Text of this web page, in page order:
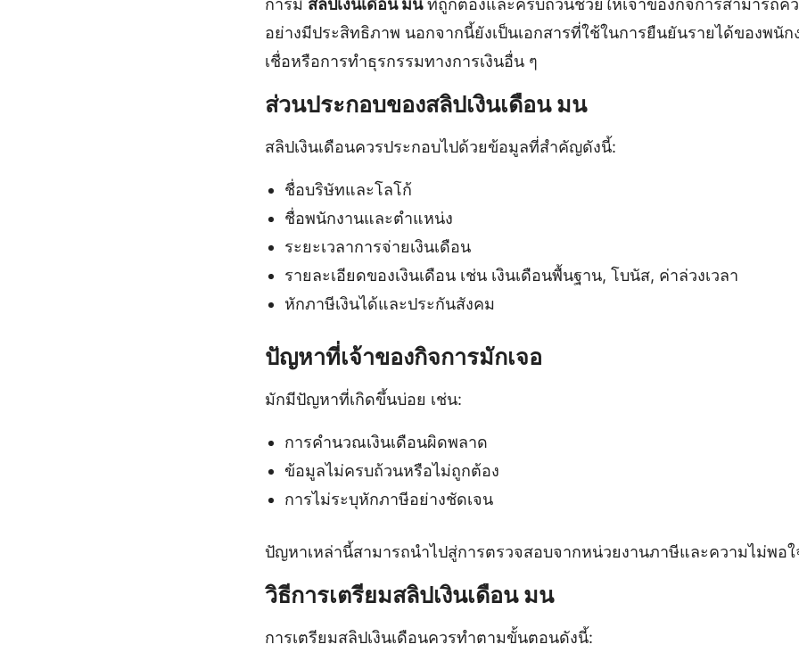
อย่างมีประสิทธิภาพ นอกจากนี้ยังเป็นเอกสารที่ใช้ในการยืนยันรายได้ของพนัก
เชื่อหรือการทำธุรกรรมทางการเงินอื่น ๆ
ส่วนประกอบของสลิปเงินเดือน มน
สลิปเงินเดือนควรประกอบไปด้วยข้อมูลที่สำคัญดังนี้:
ชื่อบริษัทและโลโก้
ชื่อพนักงานและตำแหน่ง
ระยะเวลาการจ่ายเงินเดือน
รายละเอียดของเงินเดือน เช่น เงินเดือนพื้นฐาน, โบนัส, ค่าล่วงเวลา
หักภาษีเงินได้และประกันสังคม
ปัญหาที่เจ้าของกิจการมักเจอ
มักมีปัญหาที่เกิดขึ้นบ่อย เช่น:
การคำนวณเงินเดือนผิดพลาด
ข้อมูลไม่ครบถ้วนหรือไม่ถูกต้อง
การไม่ระบุหักภาษีอย่างชัดเจน
ปัญหาเหล่านี้สามารถนำไปสู่การตรวจสอบจากหน่วยงานภาษีและความไม่พอ
วิธีการเตรียมสลิปเงินเดือน มน
การเตรียมสลิปเงินเดือนควรทำตามขั้นตอนดังนี้: